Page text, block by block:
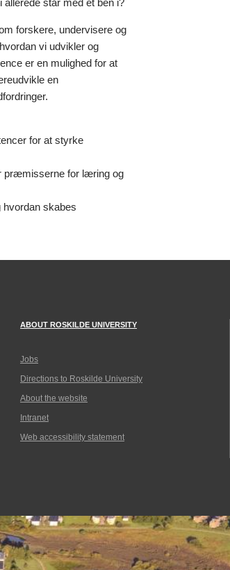
står med et ben i?
forskere, undervisere og
vi udvikler og
er en mulighed for at
en
for at styrke
præmisserne for læring og
skabes
ABOUT ROSKILDE UNIVERSITY
Jobs
Directions to Roskilde University
About the website
Intranet
Web accessibility statement